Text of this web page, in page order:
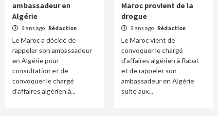
ambassadeur en
Algérie
9 ans ago Rédaction
Le Maroc a décidé de
rappeler son ambassadeur
en Algérie pour
consultation et de
convoquer le chargé
d’affaires algérien à...
Maroc provient de la
drogue
9 ans ago Rédaction
Le Maroc vient de
convoquer le chargé
d'affaires algérien à Rabat
et de rappeler son
ambassadeur en Algérie
suite aux...